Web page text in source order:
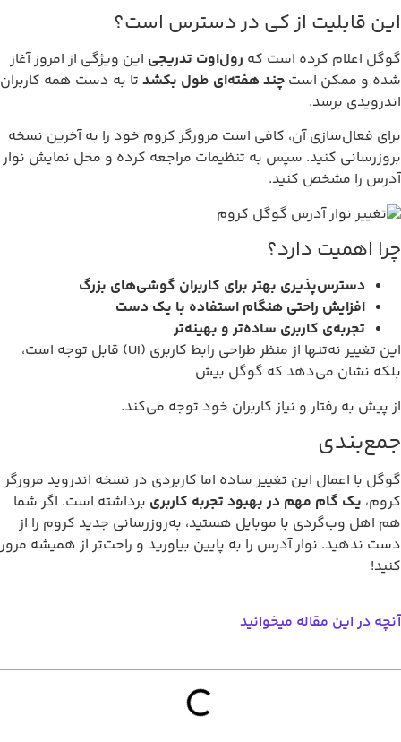
این قابلیت از کی در دسترس است؟
گوگل اعلام کرده است که رول‌اوت تدریجی این ویژگی از امروز آغاز
شده و ممکن است چند هفته‌ای طول بکشد تا به دست همه کاربران
اندرویدی برسد.
برای فعال‌سازی آن، کافی است مرورگر کروم خود را به آخرین نسخه
بروزرسانی کنید. سپس به تنظیمات مراجعه کرده و محل نمایش نوار
آدرس را مشخص کنید.
چرا اهمیت دارد؟
دسترس‌پذیری بهتر برای کاربران گوشی‌های بزرگ
افزایش راحتی هنگام استفاده با یک دست
تجربه‌ی کاربری ساده‌تر و بهینه‌تر
این تغییر نه‌تنها از منظر طراحی رابط کاربری (UI) قابل توجه است،
بلکه نشان می‌دهد که گوگل بیش
از پیش به رفتار و نیاز کاربران خود توجه می‌کند.
جمع‌بندی
گوگل با اعمال این تغییر ساده اما کاربردی در نسخه اندروید مرورگر
کروم، یک گام مهم در بهبود تجربه کاربری برداشته است. اگر شما
هم اهل وب‌گردی با موبایل هستید، به‌روزرسانی جدید کروم را از
دست ندهید. نوار آدرس را به پایین بیاورید و راحت‌تر از همیشه مرور
کنید!
آنچه در این مقاله میخوانید